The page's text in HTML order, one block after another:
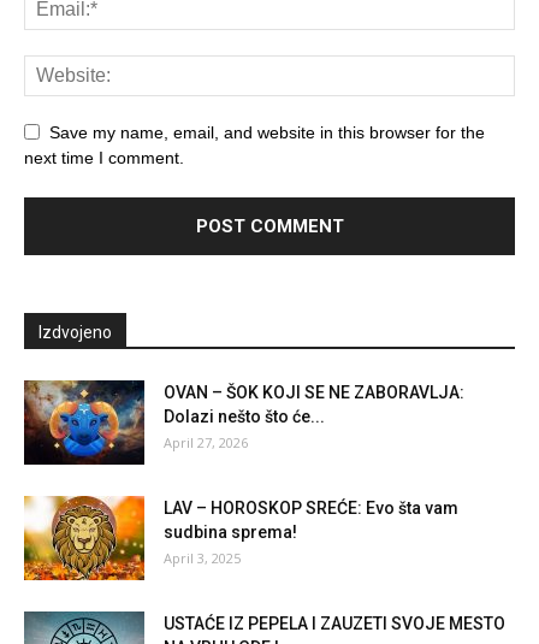
Save my name, email, and website in this browser for the
next time I comment.
Izdvojeno
OVAN – ŠOK KOJI SE NE ZABORAVLJA:
Dolazi nešto što će...
April 27, 2026
LAV – HOROSKOP SREĆE: Evo šta vam
sudbina sprema!
April 3, 2025
USTAĆE IZ PEPELA I ZAUZETI SVOJE MESTO